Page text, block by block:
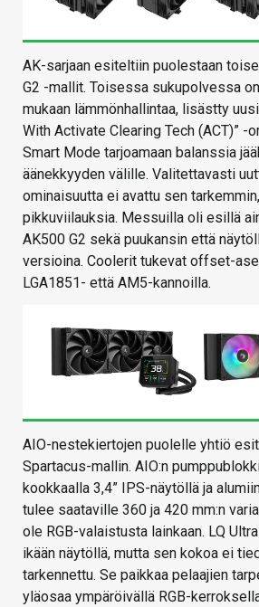
AK-sarjaan esiteltiin puolestaan
G2 -mallit. Toisessa sukupolvessa
mukaan lämmönhallintaa, lisästty
With Activate Clearing Tech (ACT)” -
Smart Mode tarjoamaan balanssia
äänekkyyden välille. Valitettavasti
ominaisuutta ei avattu sen
pikkuviilauksia. Messuilla oli esillä
AK500 G2 sekä puukansin että
versioina. Coolerit tukevat offset-
LGA1851- että AM5-kannoilla.
AIO-nestekiertojen puolelle yhtiö
Spartacus-mallin. AIO:n
kookkaalla 3,4” IPS-näytöllä ja
tulee saataville 360 ja 420 mm:n
ole RGB-valaistusta lainkaan. LQ
ikään näytöllä, mutta sen kokoa ei
tarkennettu. Se paikkaa pelaajien
yläosaa ympäröivällä RGB-